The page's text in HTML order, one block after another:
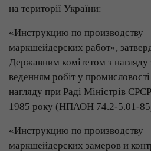
на території України:
«Инструкцию по производству
маркшейдерских работ»,
Державним комітетом з нагляду
веденням робіт у промисловості
нагляду при Раді Міністрів
1985 року (НПАОН 74.2-5.01-
«Инструкцию по производству
маркшейдерских замеров и